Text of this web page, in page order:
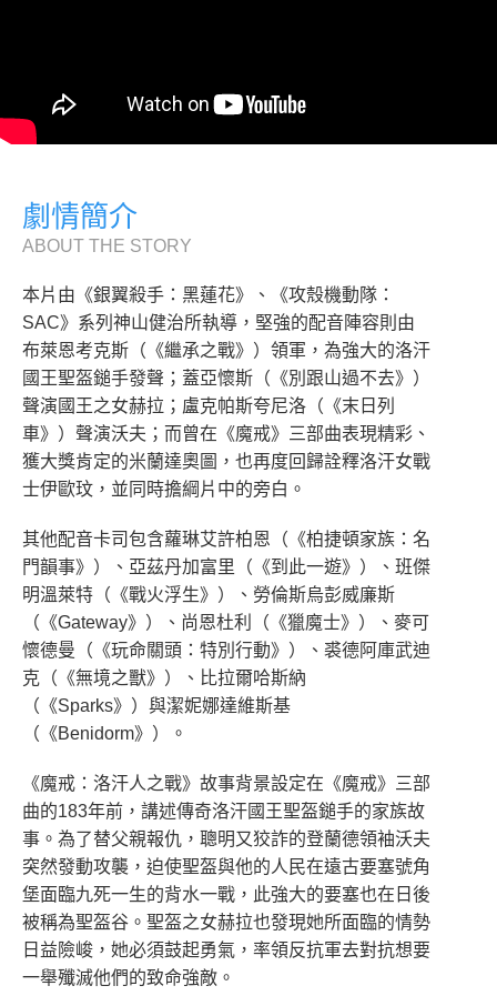
劇情簡介
ABOUT THE STORY
本片由《銀翼殺手：黑蓮花》、《攻殼機動隊：
SAC》系列神山健治所執導，堅強的配音陣容則由
布萊恩考克斯（《繼承之戰》）領軍，為強大的洛汗
國王聖盔鎚手發聲；蓋亞懷斯（《別跟山過不去》）
聲演國王之女赫拉；盧克帕斯夸尼洛（《末日列
車》）聲演沃夫；而曾在《魔戒》三部曲表現精彩、
獲大獎肯定的米蘭達奧圖，也再度回歸詮釋洛汗女戰
士伊歐玟，並同時擔綱片中的旁白。
其他配音卡司包含蘿琳艾許柏恩（《柏捷頓家族：名
門韻事》）、亞茲丹加富里（《到此一遊》）、班傑
明溫萊特（《戰火浮生》）、勞倫斯烏彭威廉斯
（《Gateway》）、尚恩杜利（《獵魔士》）、麥可
懷德曼（《玩命關頭：特別行動》）、裘德阿庫武迪
克（《無境之獸》）、比拉爾哈斯納
（《Sparks》）與潔妮娜達維斯基
（《Benidorm》）。
《魔戒：洛汗人之戰》故事背景設定在《魔戒》三部
曲的183年前，講述傳奇洛汗國王聖盔鎚手的家族故
事。為了替父親報仇，聰明又狡詐的登蘭德領袖沃夫
突然發動攻襲，迫使聖盔與他的人民在遠古要塞號角
堡面臨九死一生的背水一戰，此強大的要塞也在日後
被稱為聖盔谷。聖盔之女赫拉也發現她所面臨的情勢
日益險峻，她必須鼓起勇氣，率領反抗軍去對抗想要
一舉殲滅他們的致命強敵。